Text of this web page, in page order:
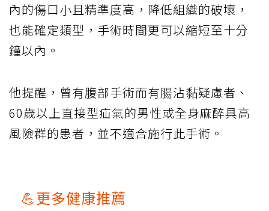
內的傷口小且精準度高，降低組織的破壞，
也能確定類型，手術時間更可以縮短至十分
鐘以內。
他提醒，曾有腹部手術而有腸沾黏疑慮者、
60歲以上直接型疝氣的男性或全身麻醉具高
風險群的患者，並不適合施行此手術。
💪更多健康推薦